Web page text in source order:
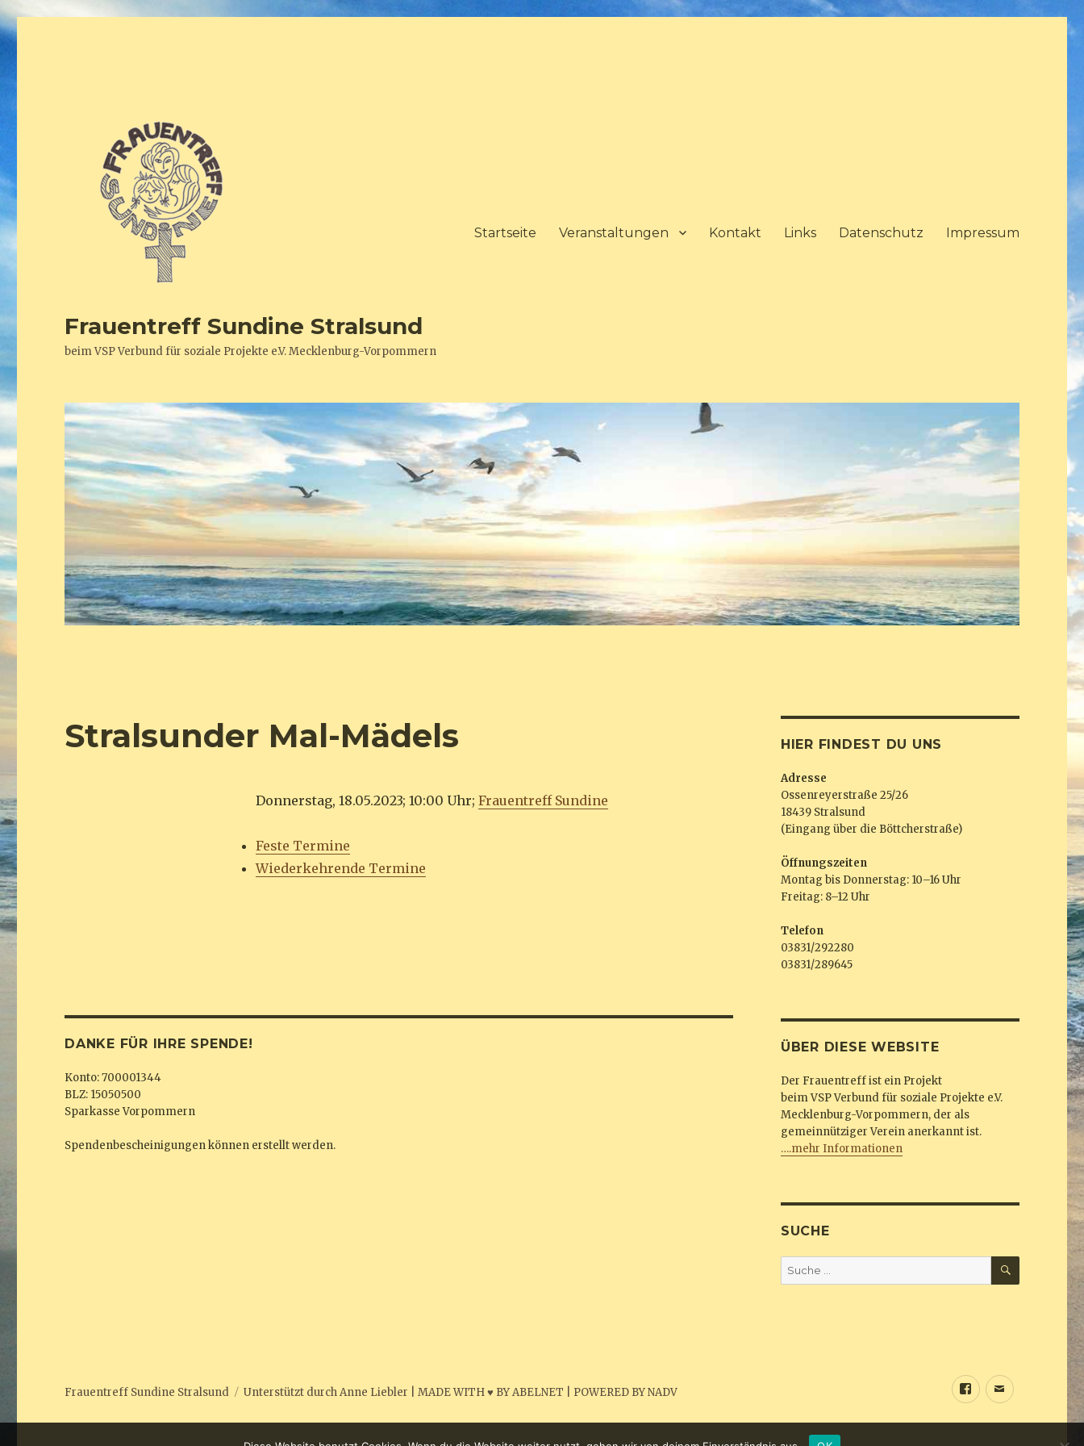
Frauentreff Sundine Stralsund
beim VSP Verbund für soziale Projekte e.V. Mecklenburg-Vorpommern
Startseite Veranstaltungen Kontakt Links Datenschutz Impressum
Stralsunder Mal-Mädels
Donnerstag, 18.05.2023; 10:00 Uhr; Frauentreff Sundine
Feste Termine
Wiederkehrende Termine
DANKE FÜR IHRE SPENDE!
Konto: 700001344
BLZ: 15050500
Sparkasse Vorpommern
Spendenbescheinigungen können erstellt werden.
HIER FINDEST DU UNS
Adresse
Ossenreyerstraße 25/26
18439 Stralsund
(Eingang über die Böttcherstraße)
Öffnungszeiten
Montag bis Donnerstag: 10–16 Uhr
Freitag: 8–12 Uhr
Telefon
03831/292280
03831/289645
ÜBER DIESE WEBSITE
Der Frauentreff ist ein Projekt
beim VSP Verbund für soziale Projekte e.V.
Mecklenburg-Vorpommern, der als
gemeinnütziger Verein anerkannt ist.
….mehr Informationen
SUCHE
Suche
nach:
SUCHEN
Sundine
E-
Frauentreff Sundine Stralsund Unterstützt durchAnne Liebler |MADE WITH ♥ BY ABELNET POWERED BY NADV